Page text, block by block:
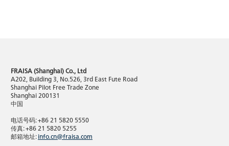
FRAISA (Shanghai) Co., Ltd
A202, Building 3, No.526, 3rd East Fute Road
Shanghai Pilot Free Trade Zone
Shanghai 200131
中国
电话号码: +86 21 5820 5550
传真: +86 21 5820 5255
邮箱地址:info.cn@fraisa.com